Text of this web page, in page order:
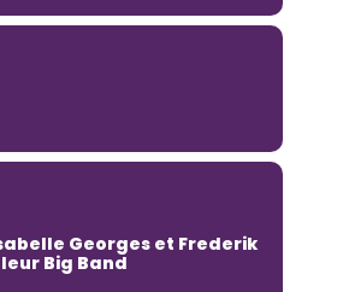
Georges et Frederik
Big Band